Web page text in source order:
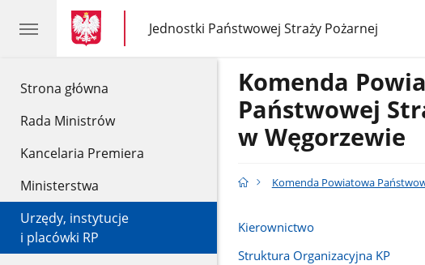
Strona główna
Rada Ministrów
Kancelaria Premiera
Ministerstwa
Urzędy, instytucje
i placówki RP
gov.pl
gov.pl
Jednostki Państwowej Straży Pożarnej
gov.pl
Jednostki
Państwowej
Komenda
Państwowej
w Węgorzewie
Komenda Powiatowa
Kierownictwo
Struktura Organizacyjna KP